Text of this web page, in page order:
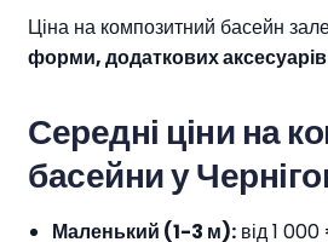
Ціна на композитний басейн
форми, додаткових
Середні ціни на
басейни у
Маленький (1-3 м): від 1